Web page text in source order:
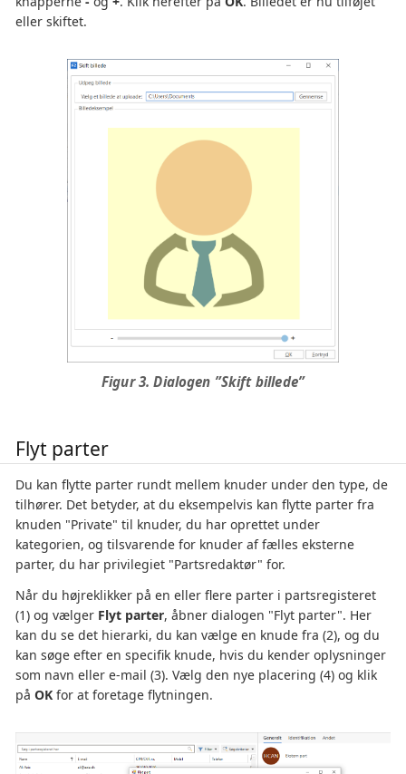
eller skiftet.
Figur 3. Dialogen ”Skift billede”
Flyt parter
Du kan flytte parter rundt mellem knuder under den type, de
tilhører. Det betyder, at du eksempelvis kan flytte parter fra
knuden "Private" til knuder, du har oprettet under
kategorien, og tilsvarende for knuder af fælles eksterne
parter, du har privilegiet "Partsredaktør" for.
Når du højreklikker på en eller flere parter i partsregisteret
(1) og vælger Flyt parter, åbner dialogen "Flyt parter". Her
kan du se det hierarki, du kan vælge en knude fra (2), og du
kan søge efter en specifik knude, hvis du kender oplysninger
som navn eller e-mail (3). Vælg den nye placering (4) og klik
på OK for at foretage flytningen.